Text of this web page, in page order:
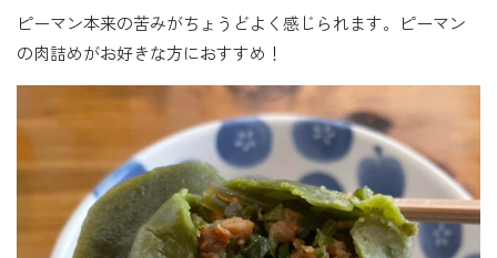
ピーマン本来の苦みがちょうどよく感じられます。ピーマン
の肉詰めがお好きな方におすすめ！